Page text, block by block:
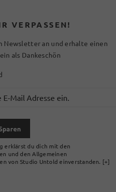
VERPASSEN!
Newsletter an und erhalte einen
als Dankeschön
erklärst du dich mit den
und den Allgemeinen
von Studio Untold einverstanden. [+]